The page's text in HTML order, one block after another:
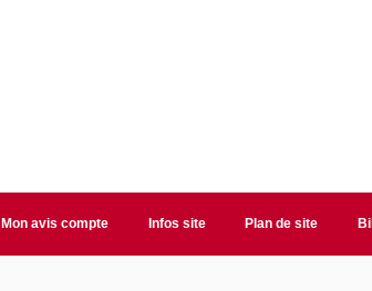
Mon avis compte Infos site Plan de site